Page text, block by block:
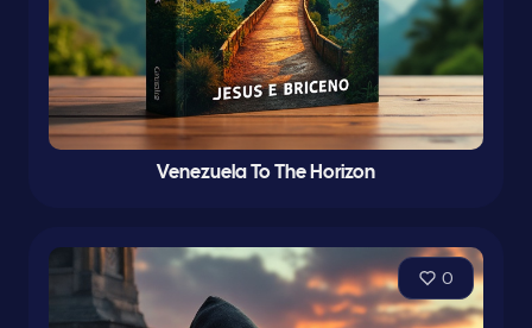
Venezuela To The Horizon
0